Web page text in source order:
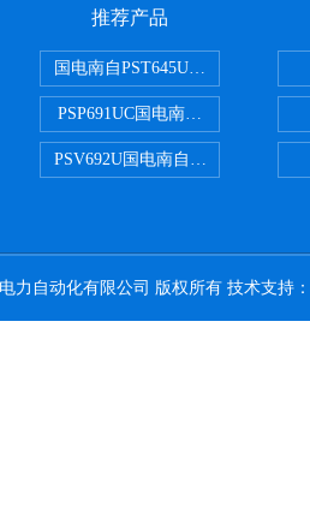
推荐产品
国电南自PST645UX微机综保
PSP691UC国电南自PSP691UC
PSV692U国电南自PSV692U PT并
力自动化有限公司 版权所有 技术支持：